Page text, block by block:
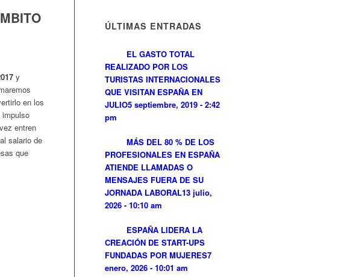
y
en los
impulso
entren
salario de
que
ÚLTIMAS ENTRADAS
EL GASTO TOTAL
REALIZADO POR LOS
TURISTAS INTERNACIONALES
QUE VISITAN ESPAÑA EN
JULIO5 septiembre, 2019 - 2:42
pm
MÁS DEL 80 % DE LOS
PROFESIONALES EN ESPAÑA
ATIENDE LLAMADAS O
MENSAJES FUERA DE SU
JORNADA LABORAL13 julio,
2026 - 10:10 am
ESPAÑA LIDERA LA
CREACIÓN DE START-UPS
FUNDADAS POR MUJERES7
enero, 2026 - 10:01 am